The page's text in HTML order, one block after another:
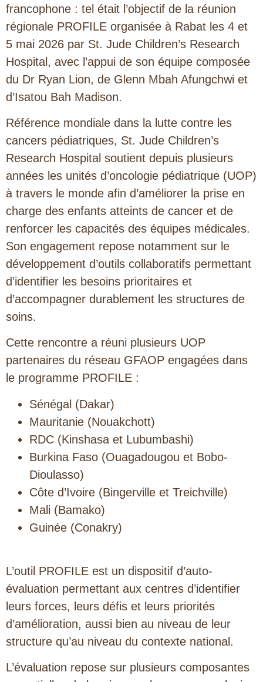
francophone : tel était l’objectif de la réunion
régionale PROFILE organisée à Rabat les 4 et
5 mai 2026 par St. Jude Children’s Research
Hospital, avec l’appui de son équipe composée
du Dr Ryan Lion, de Glenn Mbah Afungchwi et
d’Isatou Bah Madison.
Référence mondiale dans la lutte contre les
cancers pédiatriques, St. Jude Children’s
Research Hospital soutient depuis plusieurs
années les unités d’oncologie pédiatrique (UOP)
à travers le monde afin d’améliorer la prise en
charge des enfants atteints de cancer et de
renforcer les capacités des équipes médicales.
Son engagement repose notamment sur le
développement d’outils collaboratifs permettant
d’identifier les besoins prioritaires et
d’accompagner durablement les structures de
soins.
Cette rencontre a réuni plusieurs UOP
partenaires du réseau GFAOP engagées dans
le programme PROFILE :
Sénégal (Dakar)
Mauritanie (Nouakchott)
RDC (Kinshasa et Lubumbashi)
Burkina Faso (Ouagadougou et Bobo-
Dioulasso)
Côte d’Ivoire (Bingerville et Treichville)
Mali (Bamako)
Guinée (Conakry)
L’outil PROFILE est un dispositif d’auto-
évaluation permettant aux centres d’identifier
leurs forces, leurs défis et leurs priorités
d’amélioration, aussi bien au niveau de leur
structure qu’au niveau du contexte national.
L’évaluation repose sur plusieurs composantes